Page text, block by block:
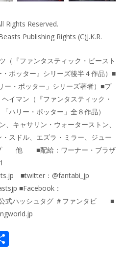
Rights Reserved.
Publishing Rights (C)J.K.R.
（『ファンタスティック・ビースト
ポッター』シリーズ後半４作品）■
ー・ポッター」シリーズ著者）■プ
イマン（『ファンタスティック・
ハリー・ポッター」全８作品）
、キャサリン・ウォーターストン、
スドル、エズラ・ミラー、ジュー
プ 他 ■配給：ワーナー・ブラザ
■twitter：@fantabi_jp
■Facebook：
ハッシュタグ ＃ファンタビ ■